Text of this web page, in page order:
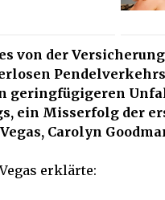
von der
geringfügigeren
ein Misserfolg der
Carolyn
erklärte: